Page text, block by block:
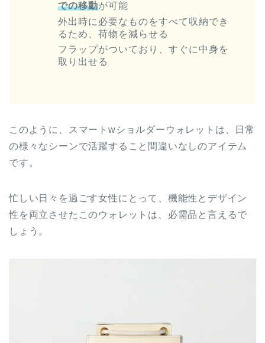
での移動が可能
外出時に必要なものをすべて収納でき
るため、荷物を減らせる
フラップがついており、すぐに中身を
取り出せる
このように、スマートwショルダーウォレットは、日常
の様々なシーンで活躍すること間違いなしのアイテム
です。
忙しい日々を過ごす女性にとって、機能性とデザイン
性を両立させたこのウォレットは、必需品と言えるで
しょう。